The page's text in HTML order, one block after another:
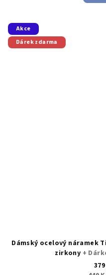
Akce
Dárek zdarma
Dámský ocelový náramek
zirkony +